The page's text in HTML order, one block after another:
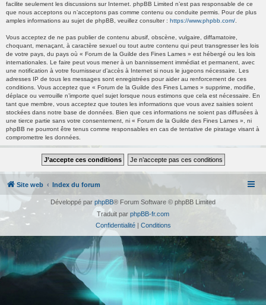
facilite seulement les discussions sur Internet. phpBB Limited n’est pas responsable de ce
que nous acceptons ou n’acceptons pas comme contenu ou conduite permis. Pour de plus
amples informations au sujet de phpBB, veuillez consulter : https://www.phpbb.com/
Vous acceptez de ne pas publier de contenu abusif, obscène, vulgaire, diffamatoire,
choquant, menaçant, à caractère sexuel ou tout autre contenu qui peut transgresser les lois
de votre pays, du pays où « Forum de la Guilde des Fines Lames » est hébergé ou les lois
internationales. Le faire peut vous mener à un bannissement immédiat et permanent, avec
une notification à votre fournisseur d’accès à Internet si nous le jugeons nécessaire. Les
adresses IP de tous les messages sont enregistrées pour aider au renforcement de ces
conditions. Vous acceptez que « Forum de la Guilde des Fines Lames » supprime, modifie,
déplace ou verrouille n’importe quel sujet lorsque nous estimons que cela est nécessaire. En
tant que membre, vous acceptez que toutes les informations que vous avez saisies soient
stockées dans notre base de données. Bien que ces informations ne soient pas diffusées à
une tierce partie sans votre consentement, ni « Forum de la Guilde des Fines Lames », ni
phpBB ne pourront être tenus comme responsables en cas de tentative de piratage visant à
compromettre les données.
Site web Index du forum
Développé par phpBB® Forum Software © phpBB Limited
Traduit par phpBB-fr.com
Confidentialité| Conditions